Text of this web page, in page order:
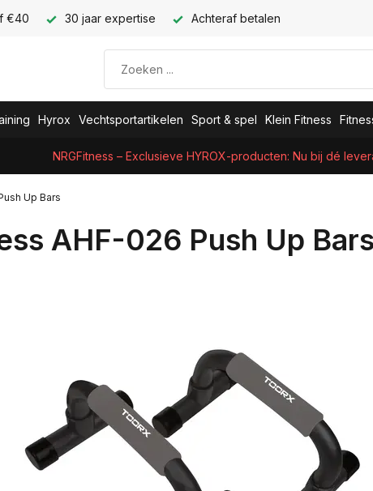
€40 30 jaar expertise Achteraf betalen
Hyrox Vechtsportartikelen Sport & spel Klein Fitness
NRGFitness – Exclusieve HYROX-producten: Nu bij dé
Up Bars
AHF-026 Push Up Bars